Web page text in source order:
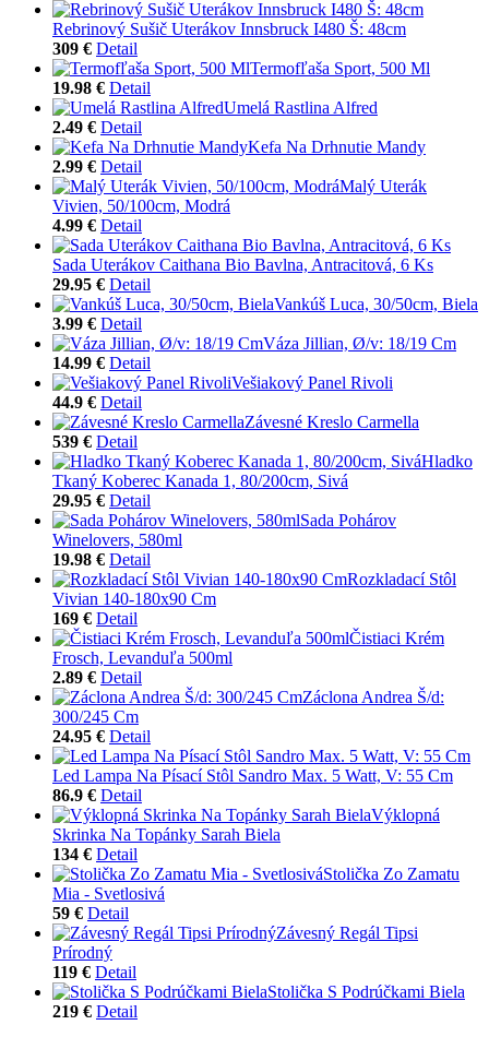
Rebrinový Sušič Uterákov Innsbruck I480 Š: 48cm
309 € Detail
Termofľaša Sport, 500 Ml
19.98 € Detail
Umelá Rastlina Alfred
2.49 € Detail
Kefa Na Drhnutie Mandy
2.99 € Detail
Malý Uterák
Vivien, 50/100cm, Modrá
4.99 € Detail
Sada Uterákov Caithana Bio Bavlna, Antracitová, 6 Ks
29.95 € Detail
Vankúš Luca, 30/50cm, Biela
3.99 € Detail
Váza Jillian, Ø/v: 18/19 Cm
14.99 € Detail
Vešiakový Panel Rivoli
44.9 € Detail
Závesné Kreslo Carmella
539 € Detail
Hladko
Tkaný Koberec Kanada 1, 80/200cm, Sivá
29.95 € Detail
Sada Pohárov
Winelovers, 580ml
19.98 € Detail
Rozkladací Stôl
Vivian 140-180x90 Cm
169 € Detail
Čistiaci Krém
Frosch, Levanduľa 500ml
2.89 € Detail
Záclona Andrea Š/d:
300/245 Cm
24.95 € Detail
Led Lampa Na Písací Stôl Sandro Max. 5 Watt, V: 55 Cm
86.9 € Detail
Výklopná
Skrinka Na Topánky Sarah Biela
134 € Detail
Stolička Zo Zamatu
Mia - Svetlosivá
59 € Detail
Závesný Regál Tipsi
Prírodný
119 € Detail
Stolička S Podrúčkami Biela
219 € Detail